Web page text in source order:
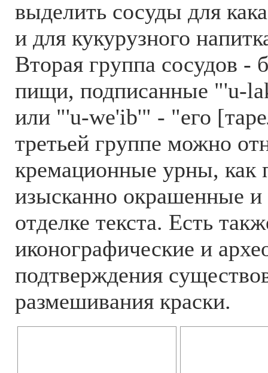
выделить сосуды для
и для кукурузного
Вторая группа сосудов -
пищи, подписанные "'u-
или "'u-we'ib'" - "его
третьей группе можно
кремационные урны, как
изысканно окрашенные
отделке текста. Есть
иконографические и
подтверждения
размешивания краски.